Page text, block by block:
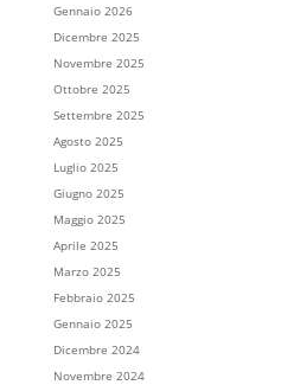
Gennaio 2026
Dicembre 2025
Novembre 2025
Ottobre 2025
Settembre 2025
Agosto 2025
Luglio 2025
Giugno 2025
Maggio 2025
Aprile 2025
Marzo 2025
Febbraio 2025
Gennaio 2025
Dicembre 2024
Novembre 2024